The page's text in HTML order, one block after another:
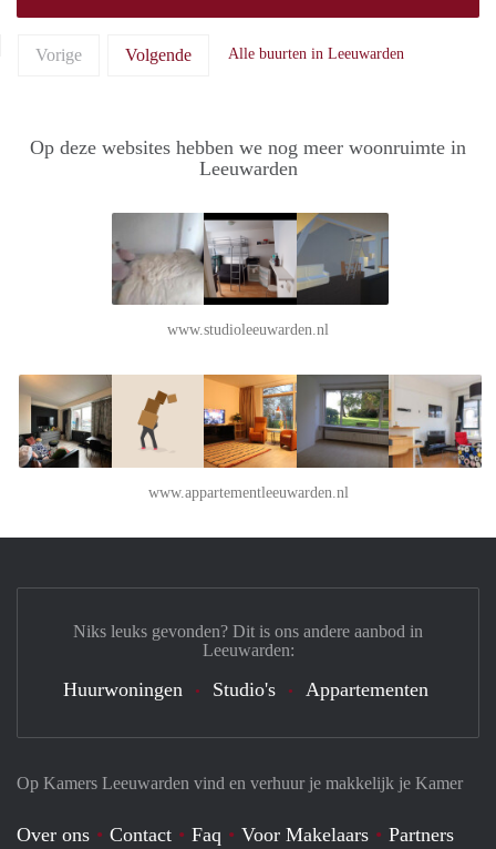
Vorige Volgende Alle buurten in Leeuwarden
Op deze websites hebben we nog meer woonruimte in
Leeuwarden
www.studioleeuwarden.nl
www.appartementleeuwarden.nl
Op Kamers Leeuwarden vind en verhuur je makkelijk je Kamer
Over ons Contact Faq Voor Makelaars Partners
Niks leuks gevonden? Dit is ons andere aanbod in
Leeuwarden:
Huurwoningen Studio's Appartementen